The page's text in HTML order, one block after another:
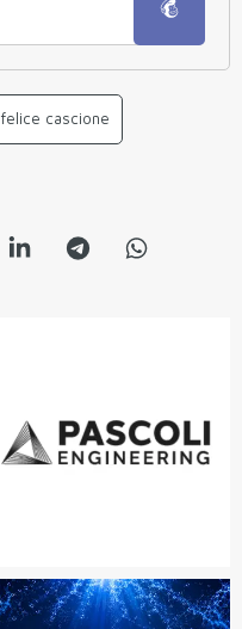
felice cascione